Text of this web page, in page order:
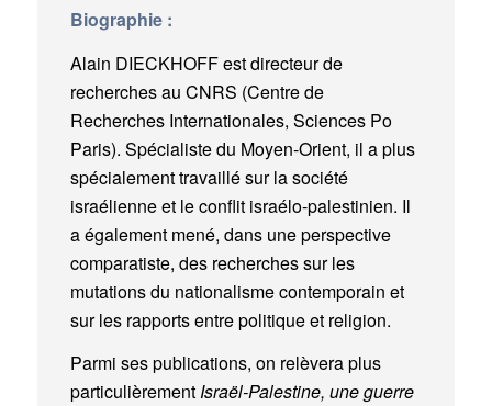
Biographie :
Alain DIECKHOFF est directeur de
recherches au CNRS (Centre de
Recherches Internationales, Sciences Po
Paris). Spécialiste du Moyen-Orient, il a plus
spécialement travaillé sur la société
israélienne et le conflit israélo-palestinien. Il
a également mené, dans une perspective
comparatiste, des recherches sur les
mutations du nationalisme contemporain et
sur les rapports entre politique et religion.
Parmi ses publications, on relèvera plus
particulièrementIsraël-Palestine, une guerre